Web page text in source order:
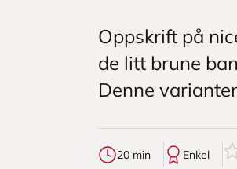
Oppskrift på
de litt brune
Denne
20 min Enkel 0